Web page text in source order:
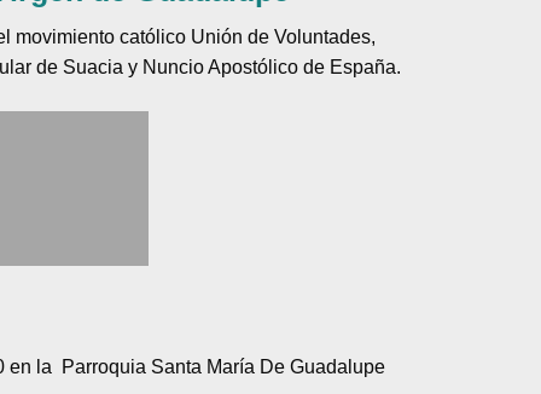
movimiento católico Unión de Voluntades,
de Suacia y Nuncio Apostólico de España.
en la Parroquia Santa María De Guadalupe